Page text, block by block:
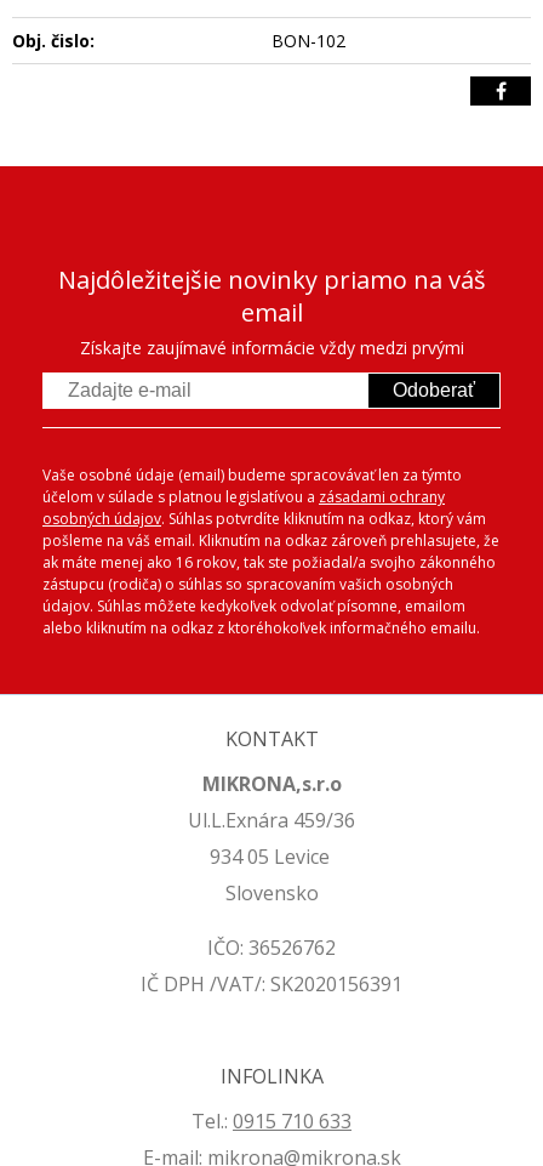
Obj. čislo: BON-102
Najdôležitejšie novinky priamo na váš
email
Získajte zaujímavé informácie vždy medzi prvými
Odoberať
Vaše osobné údaje (email) budeme spracovávať len za týmto
účelom v súlade s platnou legislatívou a zásadami ochrany
osobných údajov. Súhlas potvrdíte kliknutím na odkaz, ktorý vám
pošleme na váš email. Kliknutím na odkaz zároveň prehlasujete, že
ak máte menej ako 16 rokov, tak ste požiadal/a svojho zákonného
zástupcu (rodiča) o súhlas so spracovaním vašich osobných
údajov. Súhlas môžete kedykoľvek odvolať písomne, emailom
alebo kliknutím na odkaz z ktoréhokoľvek informačného emailu.
KONTAKT
MIKRONA,s.r.o
Ul.L.Exnára 459/36
934 05 Levice
Slovensko
IČO: 36526762
IČ DPH /VAT/: SK2020156391
INFOLINKA
Tel.: 0915 710 633
E-mail: mikrona@mikrona.sk